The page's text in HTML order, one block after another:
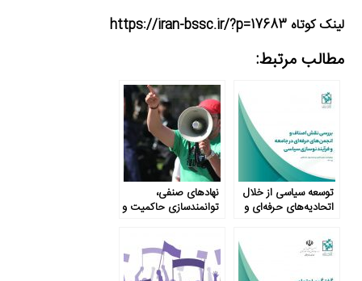
لینک کوتاه https://iran-bssc.ir/?p=17683
مطالب مرتبط:
توسعه سیاسی از خلال
اتحادیه‌های حرفه‌ای و
نهادهای صنفی،
توانمندسازی حاکمیت و